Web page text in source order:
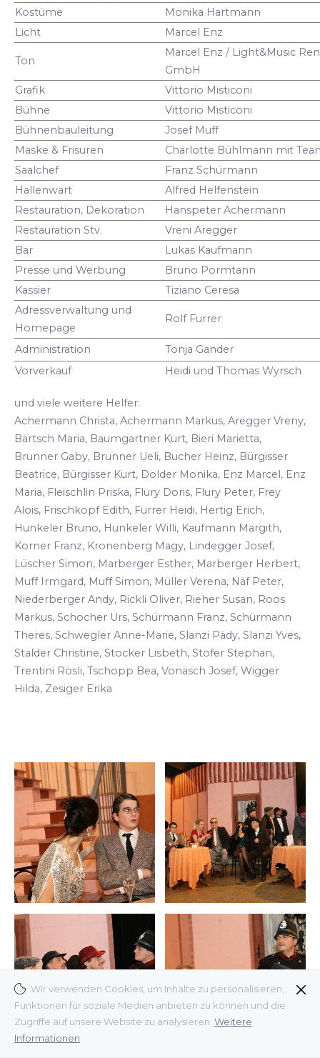
Wir verwenden Cookies, um Inhalte zu personalisieren,
Funktionen für soziale Medien anbieten zu können und die
Zugriffe auf unsere Website zu analysieren. Weitere
Informationen
Kostüme
Monika Hartmann
Licht
Marcel Enz
Ton
Marcel Enz / Light&Music
GmbH
Grafik
Vittorio Misticoni
Bühne
Vittorio Misticoni
Bühnenbauleitung
Josef Muff
Maske & Frisuren
Charlotte Bühlmann mit
Saalchef
Franz Schürmann
Hallenwart
Alfred Helfenstein
Restauration, Dekoration
Hanspeter Achermann
Restauration Stv.
Vreni Aregger
Bar
Lukas Kaufmann
Presse und Werbung
Bruno Pormtann
Kassier
Tiziano Ceresa
Adressverwaltung und
Homepage
Rolf Furrer
Administration
Tonja Gander
Vorverkauf
Heidi und Thomas Wyrsch
und viele weitere Helfer:
Achermann Christa, Achermann Markus, Aregger Vreny,
Bärtsch Maria, Baumgartner Kurt, Bieri Marietta,
Brunner Gaby, Brunner Ueli, Bucher Heinz, Bürgisser
Beatrice, Bürgisser Kurt, Dolder Monika, Enz Marcel, Enz
Maria, Fleischlin Priska, Flury Doris, Flury Peter, Frey
Alois, Frischkopf Edith, Furrer Heidi, Hertig Erich,
Hunkeler Bruno, Hunkeler Willi, Kaufmann Margith,
Korner Franz, Kronenberg Magy, Lindegger Josef,
Lüscher Simon, Marberger Esther, Marberger Herbert,
Muff Irmgard, Muff Simon, Müller Verena, Näf Peter,
Niederberger Andy, Rickli Oliver, Rieher Susan, Roos
Markus, Schocher Urs, Schürmann Franz, Schürmann
Theres, Schwegler Anne-Marie, Slanzi Pädy, Slanzi Yves,
Stalder Christine, Stocker Lisbeth, Stofer Stephan,
Trentini Rösli, Tschopp Bea, Vonäsch Josef, Wigger
Hilda, Zesiger Erika